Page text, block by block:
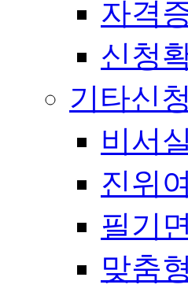
자격
신청
기타신
비서
진위
필기
맞춤